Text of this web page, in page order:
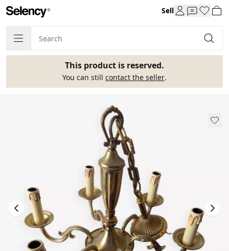
Sell
This product is reserved.
You can still contact the seller.